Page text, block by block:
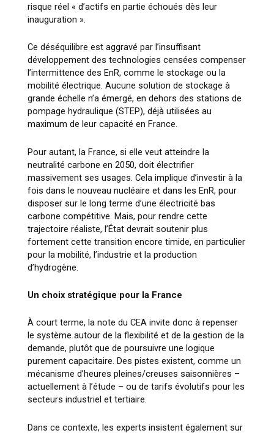
risque réel « d’actifs en partie échoués dès leur
inauguration ».
Ce déséquilibre est aggravé par l’insuffisant
développement des technologies censées compenser
l’intermittence des EnR, comme le stockage ou la
mobilité électrique. Aucune solution de stockage à
grande échelle n’a émergé, en dehors des stations de
pompage hydraulique (STEP), déjà utilisées au
maximum de leur capacité en France.
Pour autant, la France, si elle veut atteindre la
neutralité carbone en 2050, doit électrifier
massivement ses usages. Cela implique d’investir à la
fois dans le nouveau nucléaire et dans les EnR, pour
disposer sur le long terme d’une électricité bas
carbone compétitive. Mais, pour rendre cette
trajectoire réaliste, l’État devrait soutenir plus
fortement cette transition encore timide, en particulier
pour la mobilité, l’industrie et la production
d’hydrogène.
Un choix stratégique pour la France
À court terme, la note du CEA invite donc à repenser
le système autour de la flexibilité et de la gestion de la
demande, plutôt que de poursuivre une logique
purement capacitaire. Des pistes existent, comme un
mécanisme d’heures pleines/creuses saisonnières –
actuellement à l’étude – ou de tarifs évolutifs pour les
secteurs industriel et tertiaire.
Dans ce contexte, les experts insistent également sur